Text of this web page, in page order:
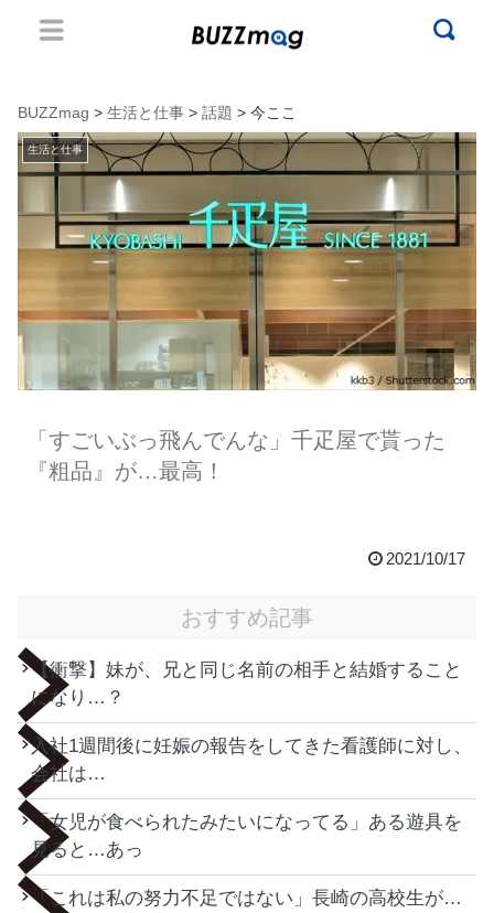
BUZZmag > 生活と仕事 > 話題 > 今ここ
生活と仕事
「すごいぶっ飛んでんな」千疋屋で貰った
『粗品』が…最高！
2021/10/17
おすすめ記事
【衝撃】妹が、兄と同じ名前の相手と結婚すること
になり…？
入社1週間後に妊娠の報告をしてきた看護師に対し、
会社は…
「女児が食べられたみたいになってる」ある遊具を
見ると…あっ
「これは私の努力不足ではない」長崎の高校生が…